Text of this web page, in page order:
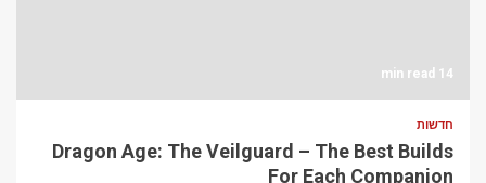
14 min read
חדשות
Dragon Age: The Veilguard – The Best Builds
For Each Companion